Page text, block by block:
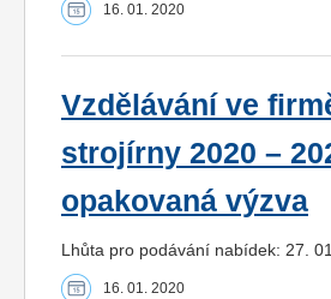
16. 01. 2020
Vzdělávání ve
strojírny 2020 –
opakovaná výzva
Lhůta pro podávání nabídek: 27.
16. 01. 2020